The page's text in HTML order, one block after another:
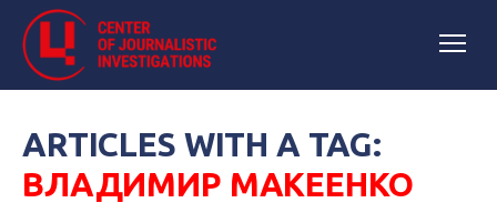
ARTICLES WITH A TAG:
ВЛАДИМИР МАКЕЕНКО